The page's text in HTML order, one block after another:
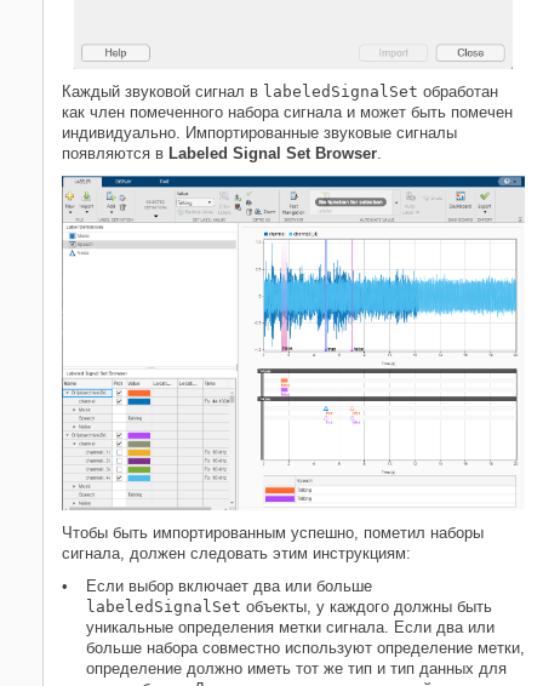
Каждый звуковой сигнал в labeledSignalSet обработан
как член помеченного набора сигнала и может быть помечен
индивидуально. Импортированные звуковые сигналы
появляются в Labeled Signal Set Browser.
Чтобы быть импортированным успешно, пометил наборы
сигнала, должен следовать этим инструкциям:
Если выбор включает два или больше
labeledSignalSet объекты, у каждого должны быть
уникальные определения метки сигнала. Если два или
больше набора совместно используют определение метки,
определение должно иметь тот же тип и тип данных для